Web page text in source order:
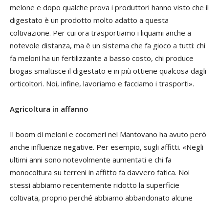
melone e dopo qualche prova i produttori hanno visto che il
digestato è un prodotto molto adatto a questa
coltivazione. Per cui ora trasportiamo i liquami anche a
notevole distanza, ma è un sistema che fa gioco a tutti: chi
fa meloni ha un fertilizzante a basso costo, chi produce
biogas smaltisce il digestato e in più ottiene qualcosa dagli
orticoltori. Noi, infine, lavoriamo e facciamo i trasporti».
Agricoltura in affanno
Il boom di meloni e cocomeri nel Mantovano ha avuto però
anche influenze negative. Per esempio, sugli affitti. «Negli
ultimi anni sono notevolmente aumentati e chi fa
monocoltura su terreni in affitto fa davvero fatica. Noi
stessi abbiamo recentemente ridotto la superficie
coltivata, proprio perché abbiamo abbandonato alcune